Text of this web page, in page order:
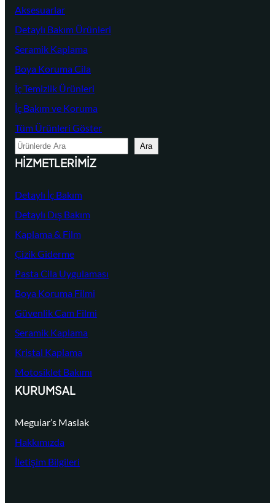
Aksesuarlar
Detaylı Bakım Ürünleri
Seramik Kaplama
Boya Koruma Cila
İç Temizlik Ürünleri
İç Bakım ve Koruma
Tüm Ürünleri Göster
A
r
Ara
HIZMETLERIMIZ
Detaylı İç Bakım
Detaylı Dış Bakım
Kaplama & Film
Çizik Giderme
Pasta Cila Uygulaması
Boya Koruma Filmi
Güvenlik Cam Filmi
Seramik Kaplama
Kristal Kaplama
Motosiklet Bakımı
KURUMSAL
Meguiar’s Maslak
Hakkımızda
İletişim Bilgileri